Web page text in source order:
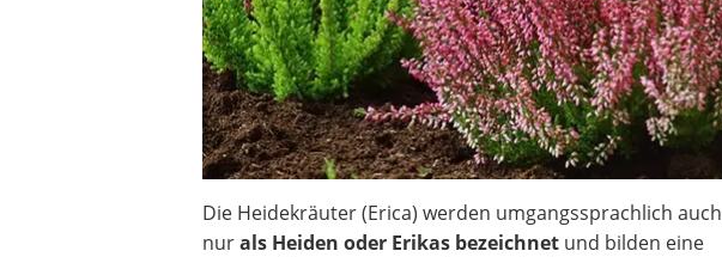
Die Heidekräuter (Erica) werden umgangssprachlich auch
nurals Heiden oder Erikas bezeichnet und bilden eine